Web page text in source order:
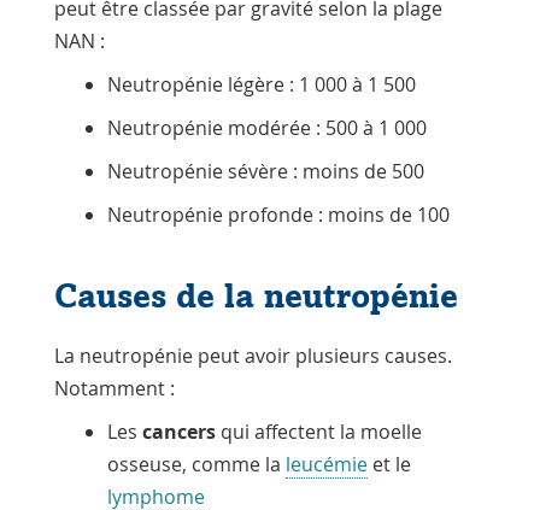
peut être classée par gravité selon la plage
NAN :
Neutropénie légère : 1 000 à 1 500
Neutropénie modérée : 500 à 1 000
Neutropénie sévère : moins de 500
Neutropénie profonde : moins de 100
Causes de la neutropénie
La neutropénie peut avoir plusieurs causes.
Notamment :
Les cancersqui affectent la moelle
osseuse, comme la leucémieet le
lymphome